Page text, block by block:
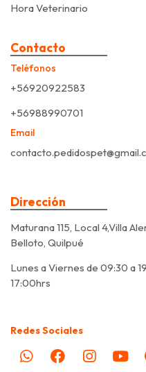
Hora Veterinario
Contacto
Teléfonos
+56920922583
+56988990701
Email
Dirección
Maturana 115, Local 4,Villa
Belloto, Quilpué
Lunes a Viernes de 09:30 a
17:00hrs
Redes Sociales